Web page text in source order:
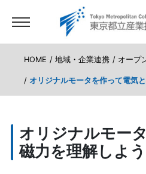
HOME 地域・企業連携 オープ
オリジナルモータを作って電気
オリジナルモー
磁力を理解しよう